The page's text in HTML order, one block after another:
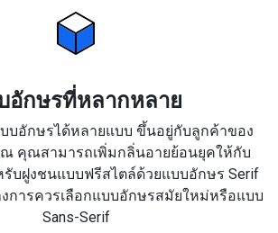
อักษรที่หลากหลาย
บอักษรได้หลายแบบ ขึ้นอยู่กับลูกค้าของ
คุณสามารถเพิ่มกลิ่นอายย้อนยุคให้กับ
บฝูงชนแบบฟรีสไตล์ด้วยแบบอักษร Serif
การควรเลือกแบบอักษรสมัยใหม่หรือแบบ
Sans-Serif